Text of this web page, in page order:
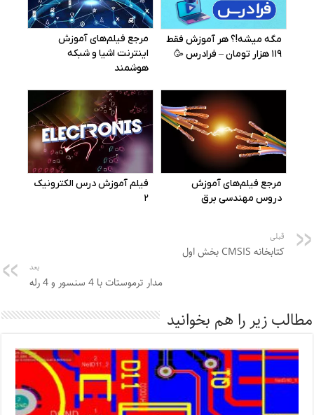
قبلی
کتابخانه CMSIS بخش اول
بعد
مدار ترموستات با 4 سنسور و 4 رله
مطالب زیر را هم بخوانید